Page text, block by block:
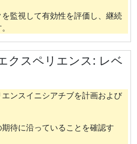
監視して有効性を評価し、継続
クスペリエンス: レベ
ンスイニシアチブを計画および
待に沿っていることを確認す